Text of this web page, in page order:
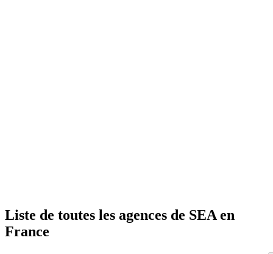
Liste de toutes les agences de SEA en
France